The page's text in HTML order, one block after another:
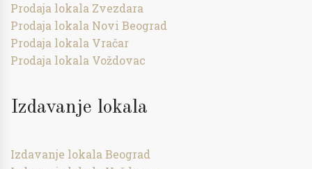
Prodaja lokala Zvezdara
Prodaja lokala Novi Beograd
Prodaja lokala Vračar
Prodaja lokala Voždovac
Izdavanje lokala
Izdavanje lokala Beograd